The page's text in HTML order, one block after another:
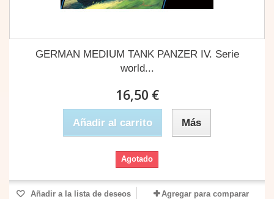
GERMAN MEDIUM TANK PANZER IV. Serie
world...
16,50 €
Añadir al carrito Más
Agotado
Añadir a la lista de deseos Agregar para comparar